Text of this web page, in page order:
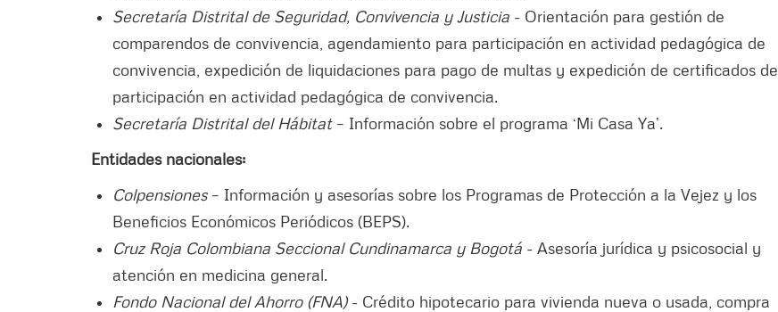
Secretaría Distrital de Seguridad, Convivencia y Justicia - Orientación para gestión de
comparendos de convivencia, agendamiento para participación en actividad pedagógica de
convivencia, expedición de liquidaciones para pago de multas y expedición de certificados de
participación en actividad pedagógica de convivencia.
Secretaría Distrital del Hábitat– Información sobre el programa ‘Mi Casa Ya’.
Entidades nacionales:
Colpensiones– Información y asesorías sobre los Programas de Protección a la Vejez y los
Beneficios Económicos Periódicos (BEPS).
Cruz Roja Colombiana Seccional Cundinamarca y Bogotá - Asesoría jurídica y psicosocial y
atención en medicina general.
Fondo Nacional del Ahorro (FNA)- Crédito hipotecario para vivienda nueva o usada, compra